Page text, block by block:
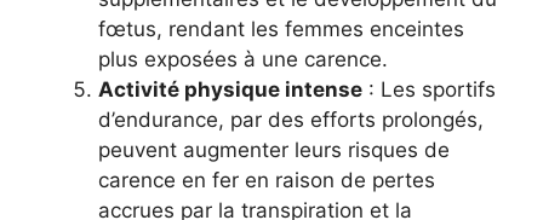
fœtus, rendant les femmes enceintes
plus exposées à une carence.
Activité physique intense : Les sportifs
d’endurance, par des efforts prolongés,
peuvent augmenter leurs risques de
carence en fer en raison de pertes
accrues par la transpiration et la